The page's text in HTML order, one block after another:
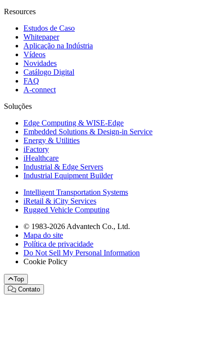
Resources
Estudos de Caso
Whitepaper
Aplicação na Indústria
Vídeos
Novidades
Catálogo Digital
FAQ
A-connect
Soluções
Edge Computing & WISE-Edge
Embedded Solutions & Design-in Service
Energy & Utilities
iFactory
iHealthcare
Industrial & Edge Servers
Industrial Equipment Builder
Intelligent Transportation Systems
iRetail & iCity Services
Rugged Vehicle Computing
© 1983-2026 Advantech Co., Ltd.
Mapa do site
Política de privacidade
Do Not Sell My Personal Information
Cookie Policy
Top
Contato